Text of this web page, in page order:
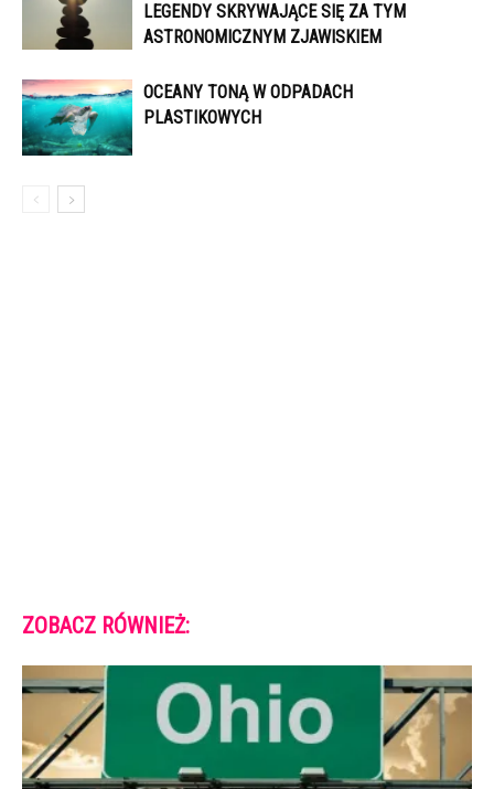
LEGENDY SKRYWAJĄCE SIĘ ZA TYM
ASTRONOMICZNYM ZJAWISKIEM
OCEANY TONĄ W ODPADACH
PLASTIKOWYCH
ZOBACZ RÓWNIEŻ: